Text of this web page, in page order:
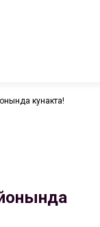
кунакта!